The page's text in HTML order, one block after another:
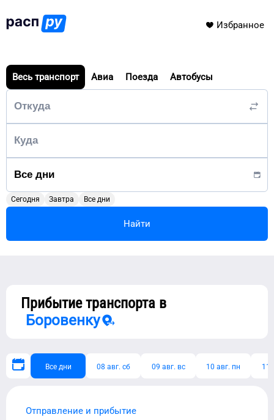
Избранное
Весь транспорт Авиа Поезда Автобусы
Сегодня Завтра Все дни
Найти
Прибытие транспорта в
Боровенку
Все дни 08 авг. сб 09 авг. вс 10 авг. пн 11
Отправление и прибытие